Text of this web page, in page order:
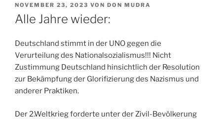
VERÖFFENTLICHT
AM
NOVEMBER 23, 2023 VON DON MUDRA
Alle Jahre wieder:
Deutschland stimmt in der UNO gegen die
Verurteilung des Nationalsozialismus!!! Nicht
Zustimmung Deutschland hinsichtlich der Resolution
zur Bekämpfung der Glorifizierung des Nazismus und
anderer Praktiken.
Der 2.Weltkrieg forderte unter der Zivil-Bevölkerung